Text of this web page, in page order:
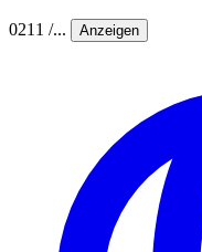
0211 /... Anzeigen